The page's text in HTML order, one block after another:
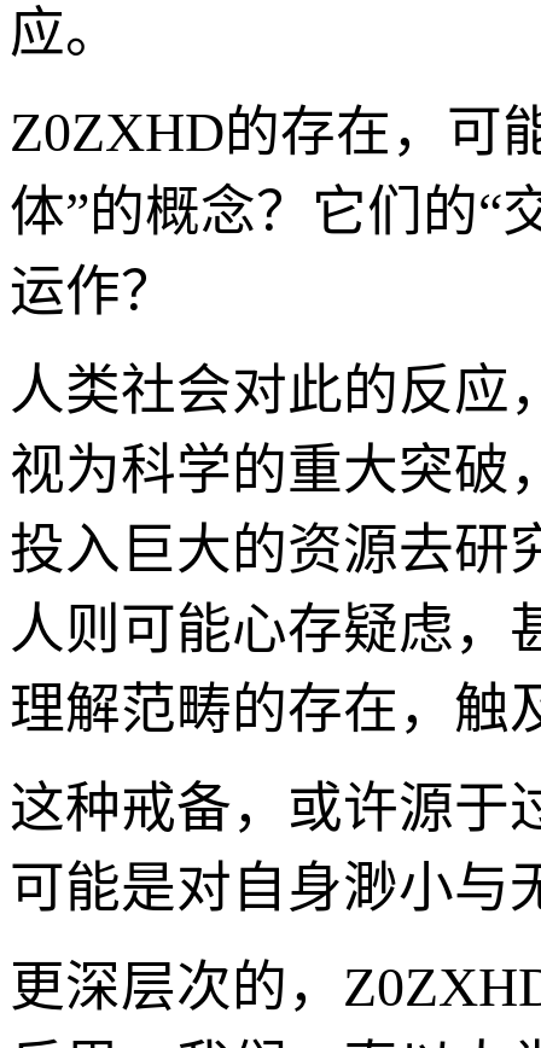
应。
Z0ZXHD的存在，可
体”的概念？它们的“
运作？
人类社会对此的反应
视为科学的重大突破
投入巨大的资源去研
人则可能心存疑虑，
理解范畴的存在，触
这种戒备，或许源于
可能是对自身渺小与
更深层次的，